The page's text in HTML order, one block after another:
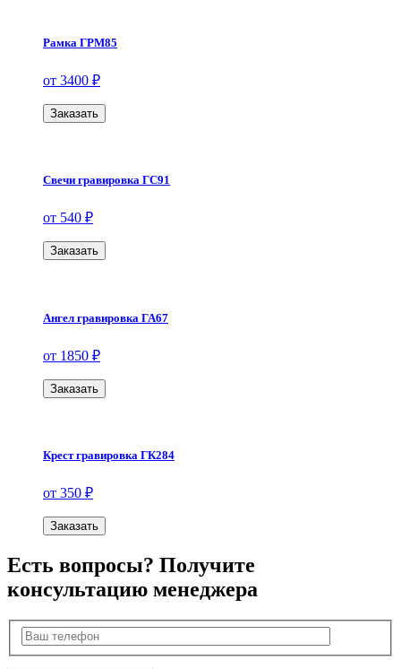
Рамка ГРМ85
от 3400 ₽
Заказать
Свечи гравировка ГС91
от 540 ₽
Заказать
Ангел гравировка ГА67
от 1850 ₽
Заказать
Крест гравировка ГК284
от 350 ₽
Заказать
Есть вопросы? Получите
консультацию менеджера